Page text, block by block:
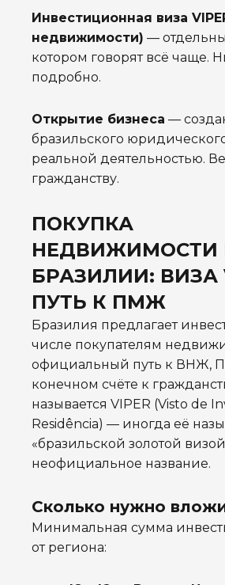
Инвестиционная виза
недвижимости) —
котором говорят всё чаще.
подробно.
Открытие бизнеса —
бразильского
реальной деятельностью.
гражданству.
ПОКУПКА
НЕДВИЖИМОСТИ
БРАЗИЛИИ: ВИЗА
ПУТЬ К ПМЖ
Бразилия предлагает
числе покупателям
официальный путь к ВНЖ,
конечном счёте к
называется VIPER (Visto de
Residência) — иногда её
«бразильской золотой
неофициальное название.
Сколько нужно
Минимальная сумма
от региона: